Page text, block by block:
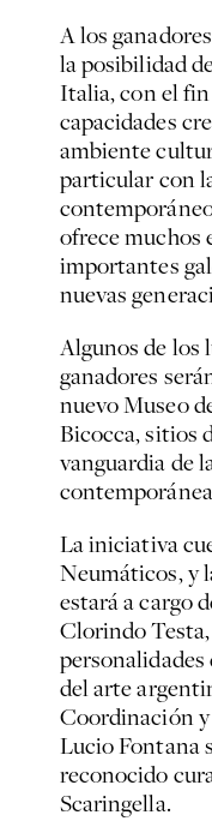
A los
la posibilidad
Italia, con el
capacidades
ambiente
particular con
ofrece muchos
importantes
nuevas
Algunos de los
ganadores
nuevo Museo
Bicocca, sitios
vanguardia de
La iniciativa
Neumáticos, y
estará a cargo
Clorindo
del arte
Coordinación
Lucio Fontana
reconocido
Scaringella.